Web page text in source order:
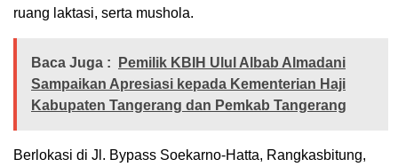
ruang laktasi, serta mushola.
Baca Juga :
Pemilik KBIH Ulul Albab Almadani
Sampaikan Apresiasi kepada Kementerian Haji
Kabupaten Tangerang dan Pemkab Tangerang
​Berlokasi di Jl. Bypass Soekarno-Hatta, Rangkasbitung,